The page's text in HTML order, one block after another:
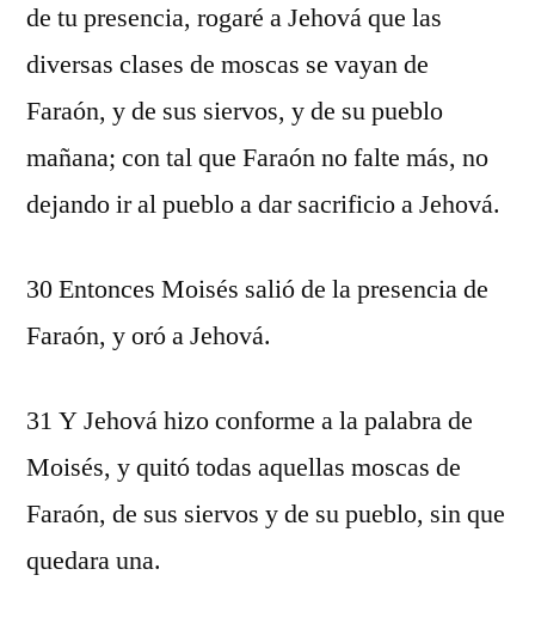
de tu presencia, rogaré a Jehová que las
diversas clases de moscas se vayan de
Faraón, y de sus siervos, y de su pueblo
mañana; con tal que Faraón no falte más, no
dejando ir al pueblo a dar sacrificio a Jehová.
30 Entonces Moisés salió de la presencia de
Faraón, y oró a Jehová.
31 Y Jehová hizo conforme a la palabra de
Moisés, y quitó todas aquellas moscas de
Faraón, de sus siervos y de su pueblo, sin que
quedara una.